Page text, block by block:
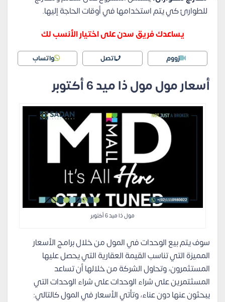
للطوارئ كي يتم استخدامها في أوقات الحاجة إليها.
يساعدك فريق سدن على اختيار الأنسب لك
زووم اتصل واتساب
أسعار مول مول ذا ميد 6 أكتوبر
مول ذا ميد 6 أكتوبر
سوف يتم بيع الوحدات في المول من خلال برامج الأسعار
المميزة التي تناسب القيمة العقارية التي يحصل عليها
المستثمرون، وتحاول الشركة من خلالها أن تساعد
المسثتمرين على شراء الوحدات على شراء الوحدات التي
يبحثون عنها دون عناء، وتأتي الأسعار في المول كالتالي: